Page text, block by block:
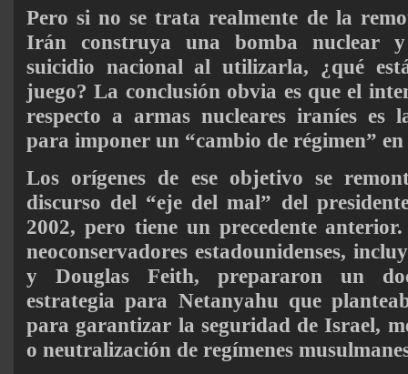
Pero si no se trata realmente de la
Irán construya una bomba nuclear
suicidio nacional al utilizarla, ¿qué
juego? La conclusión obvia es que el
respecto a armas nucleares iraníes es
para imponer un “cambio de régimen”
Los orígenes de ese objetivo se
discurso del “eje del mal” del
2002, pero tiene un precedente
neoconservadores estadounidenses,
y Douglas Feith, prepararon un
estrategia para Netanyahu que
para garantizar la seguridad de Israel,
o neutralización de regímenes